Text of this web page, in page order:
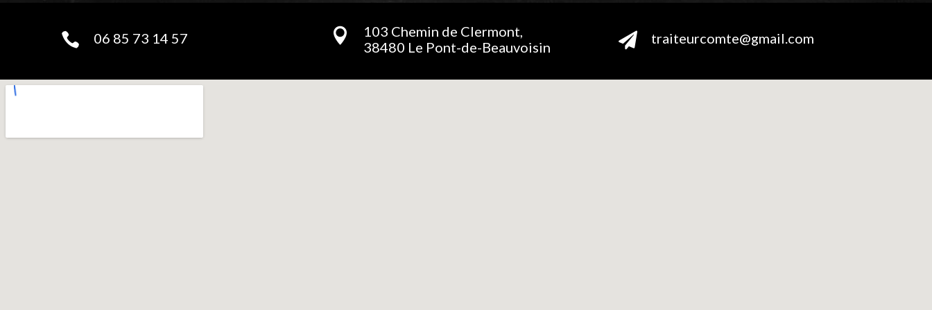
 06 85 73 14 57 
103 Chemin de Clermont,
38480 Le Pont-de-Beauvoisin
 traiteurcomte@gmail.com